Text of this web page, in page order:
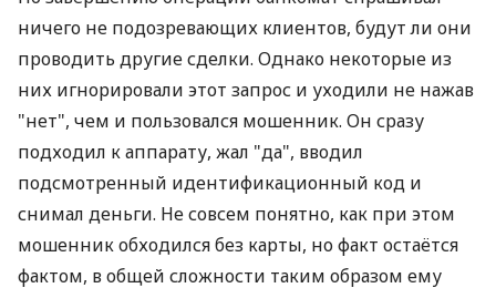
ничего не подозревающих клиентов, будут ли они
проводить другие сделки. Однако некоторые из
них игнорировали этот запрос и уходили не нажав
"нет", чем и пользовался мошенник. Он сразу
подходил к аппарату, жал "да", вводил
подсмотренный идентификационный код и
снимал деньги. Не совсем понятно, как при этом
мошенник обходился без карты, но факт остаётся
фактом, в общей сложности таким образом ему